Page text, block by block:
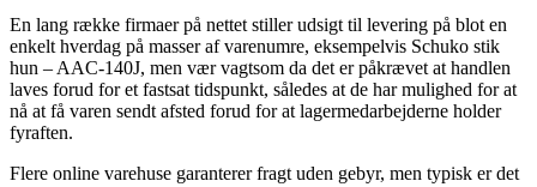
En lang række firmaer på nettet stiller udsigt til levering på blot en
enkelt hverdag på masser af varenumre, eksempelvis Schuko stik
hun – AAC-140J, men vær vagtsom da det er påkrævet at handlen
laves forud for et fastsat tidspunkt, således at de har mulighed for at
nå at få varen sendt afsted forud for at lagermedarbejderne holder
fyraften.
Flere online varehuse garanterer fragt uden gebyr, men typisk er det